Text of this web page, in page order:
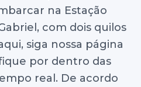
na Estação
com dois quilos
siga nossa página
por dentro das
real. De acordo